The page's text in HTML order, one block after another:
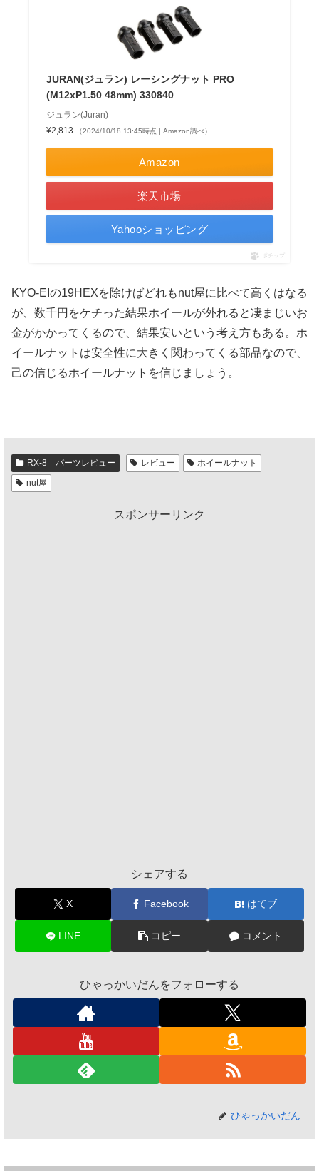
JURAN(ジュラン) レーシングナット PRO
(M12xP1.50 48mm) 330840
ジュラン(Juran)
¥2,813
（2024/10/18 13:45時点 | Amazon調べ）
Amazon
楽天市場
Yahooショッピング
ポチップ
KYO-EIの19HEXを除けばどれもnut屋に比べて高くはなる
が、数千円をケチった結果ホイールが外れると凄まじいお
金がかかってくるので、結果安いという考え方もある。ホ
イールナットは安全性に大きく関わってくる部品なので、
己の信じるホイールナットを信じましょう。
RX-8 パーツレビュー レビュー
ホイールナット
nut屋
スポンサーリンク
シェアする
X Facebook はてブ
LINE コピー コメント
ひゃっかいだんをフォローする
ひゃっかいだん